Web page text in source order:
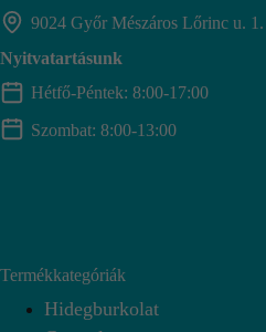
9024 Győr Mészáros Lőrinc u. 1.
Nyitvatartásunk
Hétfő-Péntek: 8:00-17:00
Szombat: 8:00-13:00
Termékkategóriák
Hidegburkolat